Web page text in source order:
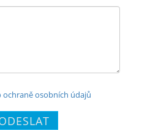
ochraně osobních údajů